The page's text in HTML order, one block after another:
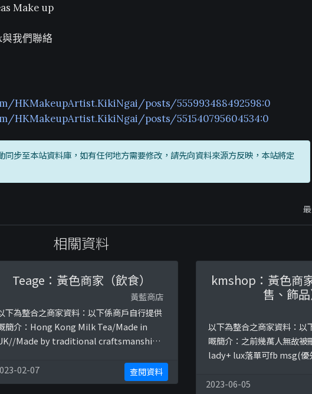
Make up
我們聯絡
HKMakeupArtist.KikiNgai/posts/555993488492598:0
HKMakeupArtist.KikiNgai/posts/551540795604534:0
同步至本站資料庫，如有任何地方需要修改，請先向資料來源方反映，本站將定
相關資料
Teage：黃色商家（飲食）
黃藍商店
下為整合之商家資料：以下係商戶自行提供
簡介：Hong Kong Milk Tea/Made in
Made by traditional craftsmanship,
to Manchester &amp;
UK cities以下係相關證明貼文：
02-07 查閱資料
kmshop：黃色商
售、飾品
以下為整合之商家資料：以
嘅簡介：之前幾萬人無故被
lady+ lux落單可fb msg(優
msg or whatsapp🛒兩間實
2023-06-05